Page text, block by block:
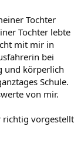
Tochter
Tochter lebte
mit mir in
bei
und körperlich
Schule.
von mir.
richtig vorgestellt